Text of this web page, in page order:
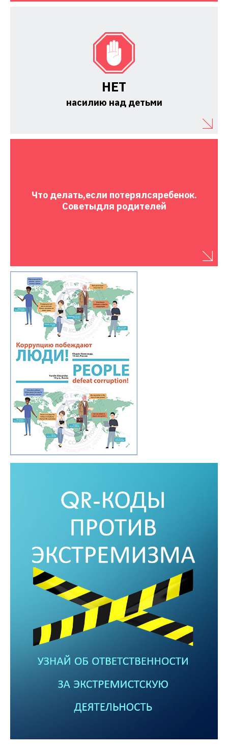
НЕТ
насилию над детьми
Что делать,если потерялсяребенок.
Советыдля родителей